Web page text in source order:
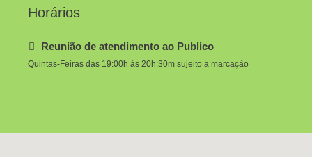
Horários
Reunião de atendimento ao Publico
Quintas-Feiras das 19:00h às 20h:30m sujeito a marcação